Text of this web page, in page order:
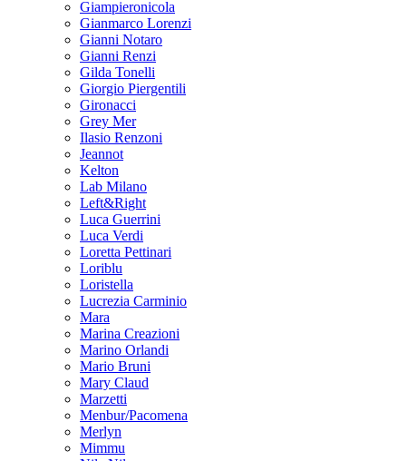
Giampieronicola
Gianmarco Lorenzi
Gianni Notaro
Gianni Renzi
Gilda Tonelli
Giorgio Piergentili
Gironacci
Grey Mer
Ilasio Renzoni
Jeannot
Kelton
Lab Milano
Left&Right
Luca Guerrini
Luca Verdi
Loretta Pettinari
Loriblu
Loristella
Lucrezia Carminio
Mara
Marina Creazioni
Marino Orlandi
Mario Bruni
Mary Claud
Marzetti
Menbur/Pacomena
Merlyn
Mimmu